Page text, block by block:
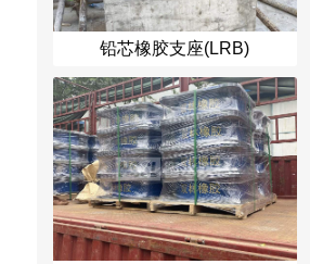
铅芯橡胶支座(LRB)